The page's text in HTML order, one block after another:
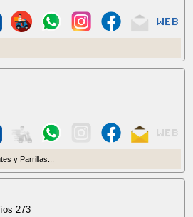
y Parrillas...
273